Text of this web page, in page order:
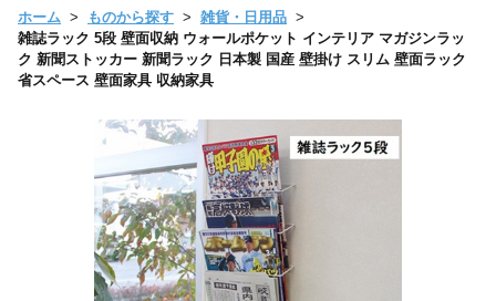
ホーム ものから探す
雑貨・日用品
雑誌ラック 5段 壁面収納 ウォールポケット インテリア マガジンラッ
ク 新聞ストッカー 新聞ラック 日本製 国産 壁掛け スリム 壁面ラック
省スペース 壁面家具 収納家具